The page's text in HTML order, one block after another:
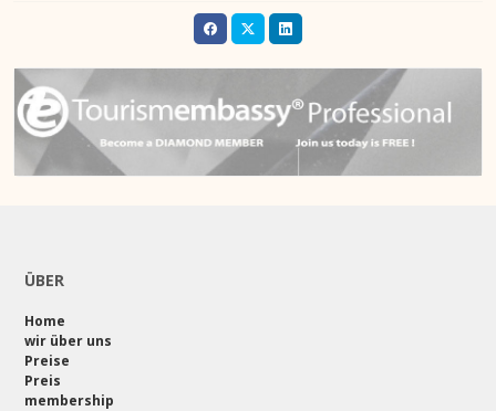
ÜBER
Home
wir über uns
Preise
Preis
membership